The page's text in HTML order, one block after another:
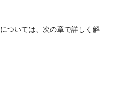
ついては、次の章で詳しく解